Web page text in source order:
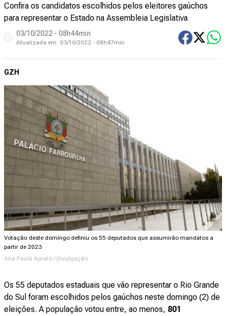
Confira os candidatos escolhidos pelos eleitores gaúchos
para representar o Estado na Assembleia Legislativa
03/10/2022 - 08h44min
Atualizada em: 03/10/2022 - 08h47min
GZH
Votação deste domingo definiu os 55 deputados que assumirão mandatos a
partir de 2023
Ana Paula Aprato / Divulgação
Os 55 deputados estaduais que vão representar o Rio Grande
do Sul foram escolhidos pelos gaúchos neste domingo (2) de
eleições. A população votou entre, ao menos, 801